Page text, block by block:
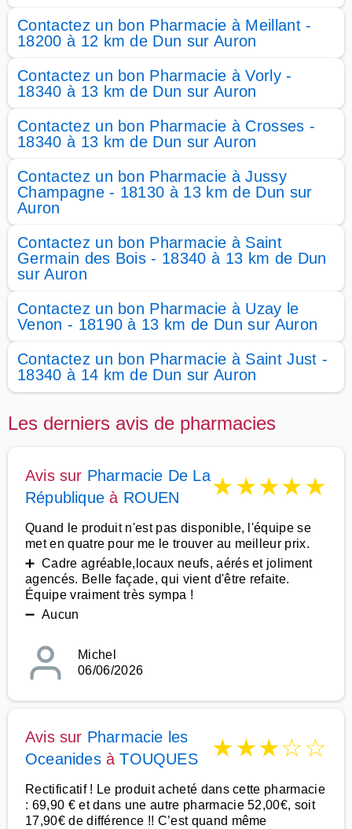
Contactez un bon Pharmacie à Meillant -
18200 à 12 km de Dun sur Auron
Contactez un bon Pharmacie à Vorly -
18340 à 13 km de Dun sur Auron
Contactez un bon Pharmacie à Crosses -
18340 à 13 km de Dun sur Auron
Contactez un bon Pharmacie à Jussy
Champagne - 18130 à 13 km de Dun sur
Auron
Contactez un bon Pharmacie à Saint
Germain des Bois - 18340 à 13 km de Dun
sur Auron
Contactez un bon Pharmacie à Uzay le
Venon - 18190 à 13 km de Dun sur Auron
Contactez un bon Pharmacie à Saint Just -
18340 à 14 km de Dun sur Auron
Les derniers avis de pharmacies
Avis sur Pharmacie De La
République à ROUEN ★★★★★
Quand le produit n'est pas disponible, l'équipe se
met en quatre pour me le trouver au meilleur prix.
➕ Cadre agréable,locaux neufs, aérés et joliment
agencés. Belle façade, qui vient d'être refaite.
Équipe vraiment très sympa !
➖ Aucun
Michel
06/06/2026
Avis sur Pharmacie les
OceanidesàTOUQUES ★★★☆☆
Rectificatif ! Le produit acheté dans cette pharmacie
: 69,90 € et dans une autre pharmacie 52,00€, soit
17,90€ de différence !! C’est quand même